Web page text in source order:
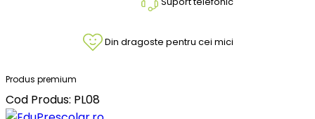
Din dragoste pentru cei mici
Produs premium
Cod Produs: PL08